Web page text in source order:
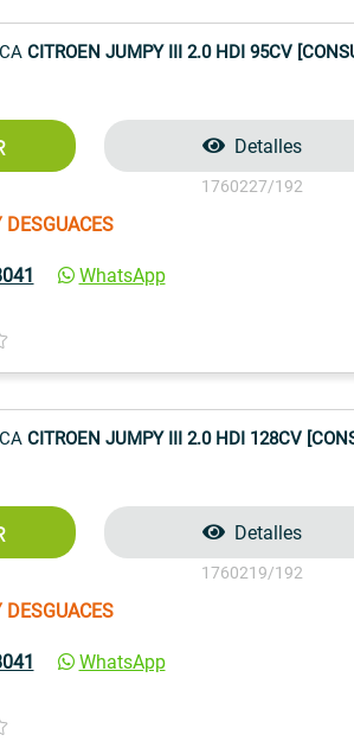
CITROEN JUMPY III 2.0 HDI 95CV
Detalles
1760227/192
DESGUACES
WhatsApp
CITROEN JUMPY III 2.0 HDI 128CV
Detalles
1760219/192
DESGUACES
WhatsApp